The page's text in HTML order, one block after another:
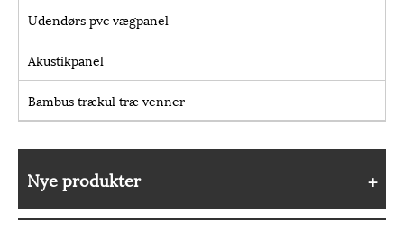
Udendørs pvc vægpanel
Akustikpanel
Bambus trækul træ venner
Nye produkter